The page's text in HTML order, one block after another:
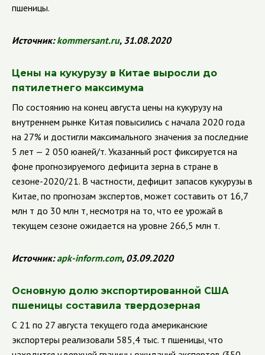
пшеницы.
Источник:kommersant.ru, 31.08.2020
Цены на кукурузу в Китае выросли до
пятилетнего максимума
По состоянию на конец августа цены на кукурузу на
внутреннем рынке Китая повысились с начала 2020 года
на 27% и достигли максимального значения за последние
5 лет — 2 050 юаней/т. Указанный рост фиксируется на
фоне прогнозируемого дефицита зерна в стране в
сезоне-2020/21. В частности, дефицит запасов кукурузы в
Китае, по прогнозам экспертов, может составить от 16,7
млн т до 30 млн т, несмотря на то, что ее урожай в
текущем сезоне ожидается на уровне 266,5 млн т.
Источник:apk-inform.com, 03.09.2020
Основную долю экспортированной США
пшеницы составила твердозерная
С 21 по 27 августа текущего года американские
экспортеры реализовали 585,4 тыс. т пшеницы, что